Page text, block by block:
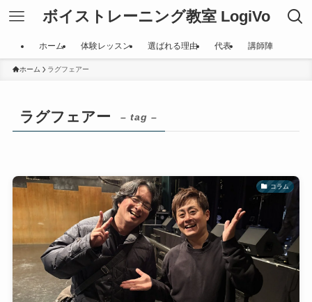
ボイストレーニング教室 LogiVo
ホーム 体験レッスン 選ばれる理由 代表 講師陣
ホーム ラグフェアー
ラグフェアー – tag –
コラム